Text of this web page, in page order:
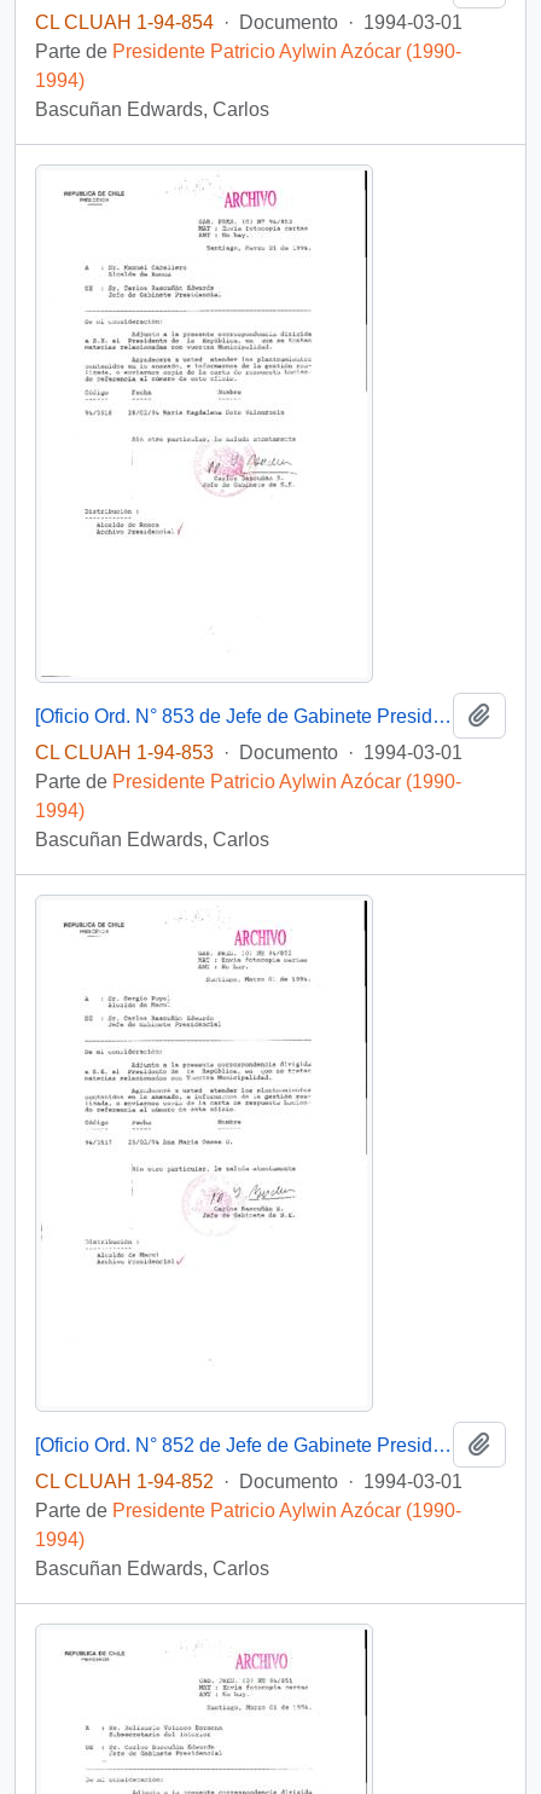
CL CLUAH 1-94-854 · Documento · 1994-03-01
Parte de Presidente Patricio Aylwin Azócar (1990-
1994)
Bascuñan Edwards, Carlos
[Oficio Ord. N° 853 de Jefe de Gabinete Presidencial, remite copia de carta que se indica]
CL CLUAH 1-94-853 · Documento · 1994-03-01
Parte de Presidente Patricio Aylwin Azócar (1990-
1994)
Bascuñan Edwards, Carlos
[Oficio Ord. N° 852 de Jefe de Gabinete Presidencial, remite copia de carta que se indica]
CL CLUAH 1-94-852
· Documento · 1994-03-01
Parte de Presidente Patricio Aylwin Azócar (1990-
1994)
Bascuñan Edwards, Carlos